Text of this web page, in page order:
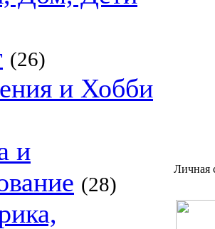
(26)
и Хобби
и
(28)
Личная